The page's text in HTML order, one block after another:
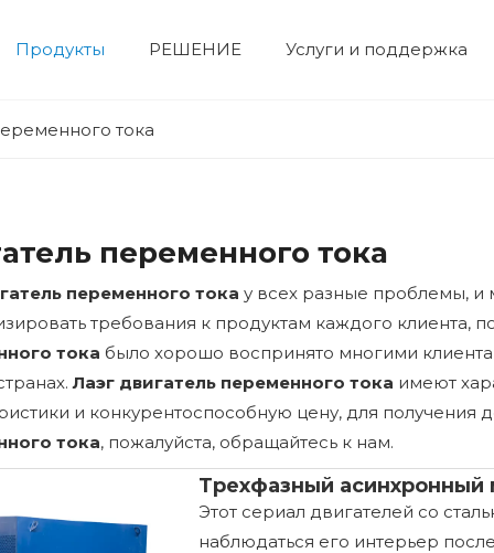
Продукты РЕШЕНИЕ Услуги и поддержка
тока
переменного тока
переменного тока у всех разные проблемы,
требования к продуктам каждого клиента,
тока было хорошо воспринято многими
Лаэг двигатель переменного тока имеют
и конкурентоспособную цену, для
тока, пожалуйста, обращайтесь к нам.
Трехфазный асинхронный
Этот сериал двигателей со
наблюдаться его интерьер